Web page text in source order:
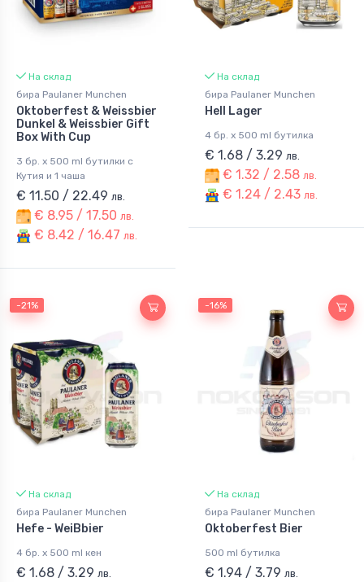
На склад
бира Paulaner Munchen
Oktoberfest & Weissbier
Dunkel & Weissbier Gift
Box With Cup
3 бр. x 500 ml бутилки с
Кутия и 1 чаша
€ 11.50 / 22.49 лв.
€ 8.95 / 17.50 лв.
€ 8.42 / 16.47 лв.
На склад
бира Paulaner Munchen
Hell Lager
4 бр. x 500 ml бутилка
€ 1.68 / 3.29 лв.
€ 1.32 / 2.58 лв.
€ 1.24 / 2.43 лв.
-21%
На склад
бира Paulaner Munchen
Hefe - WeiВbier
4 бр. x 500 ml кен
€ 1.68 / 3.29 лв.
-16%
На склад
бира Paulaner Munchen
Oktoberfest Bier
500 ml бутилка
€ 1.94 / 3.79 лв.